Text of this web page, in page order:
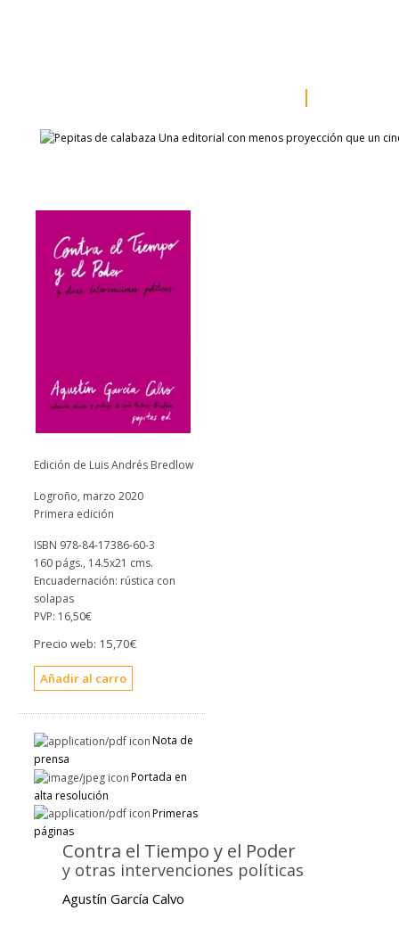
Edición de Luis Andrés Bredlow
Logroño, marzo 2020
Primera edición
ISBN 978-84-17386-60-3
160 págs., 14.5x21 cms.
Encuadernación: rústica con
solapas
PVP: 16,50€
Precio web: 15,70€
Nota de
prensa
Portada en
alta resolución
Primeras
páginas
Contra el Tiempo y el Poder
y otras intervenciones políticas
Agustín García Calvo